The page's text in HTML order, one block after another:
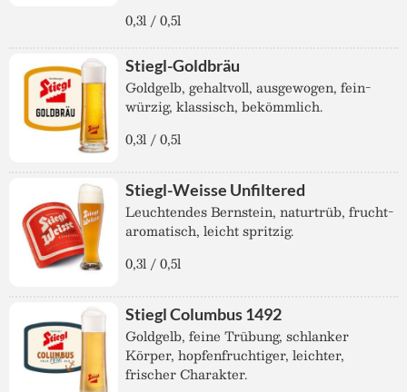
0,3l / 0,5l
Stiegl-Goldbräu
Goldgelb, gehaltvoll, ausgewogen, fein-
würzig, klassisch, bekömmlich.
0,3l / 0,5l
Stiegl-Weisse Unfiltered
Leuchtendes Bernstein, naturtrüb, frucht-
aromatisch, leicht spritzig.
0,3l / 0,5l
Stiegl Columbus 1492
Goldgelb, feine Trübung, schlanker
Körper, hopfenfruchtiger, leichter,
frischer Charakter.